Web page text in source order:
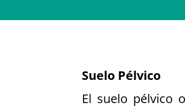
Suelo Pélvico
El suelo pélvico